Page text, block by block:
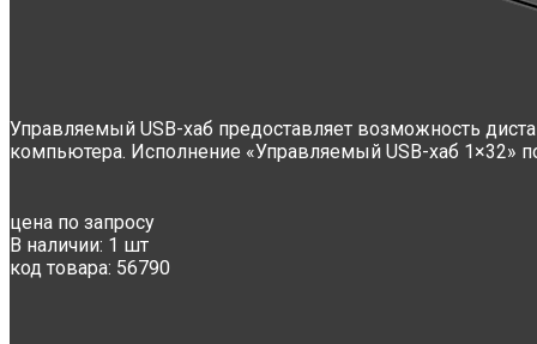
Управляемый USB-хаб предоставляет возможность
компьютера. Исполнение «Управляемый USB-хаб 1×32»
цена по запросу
В наличии: 1 шт
код товара: 56790